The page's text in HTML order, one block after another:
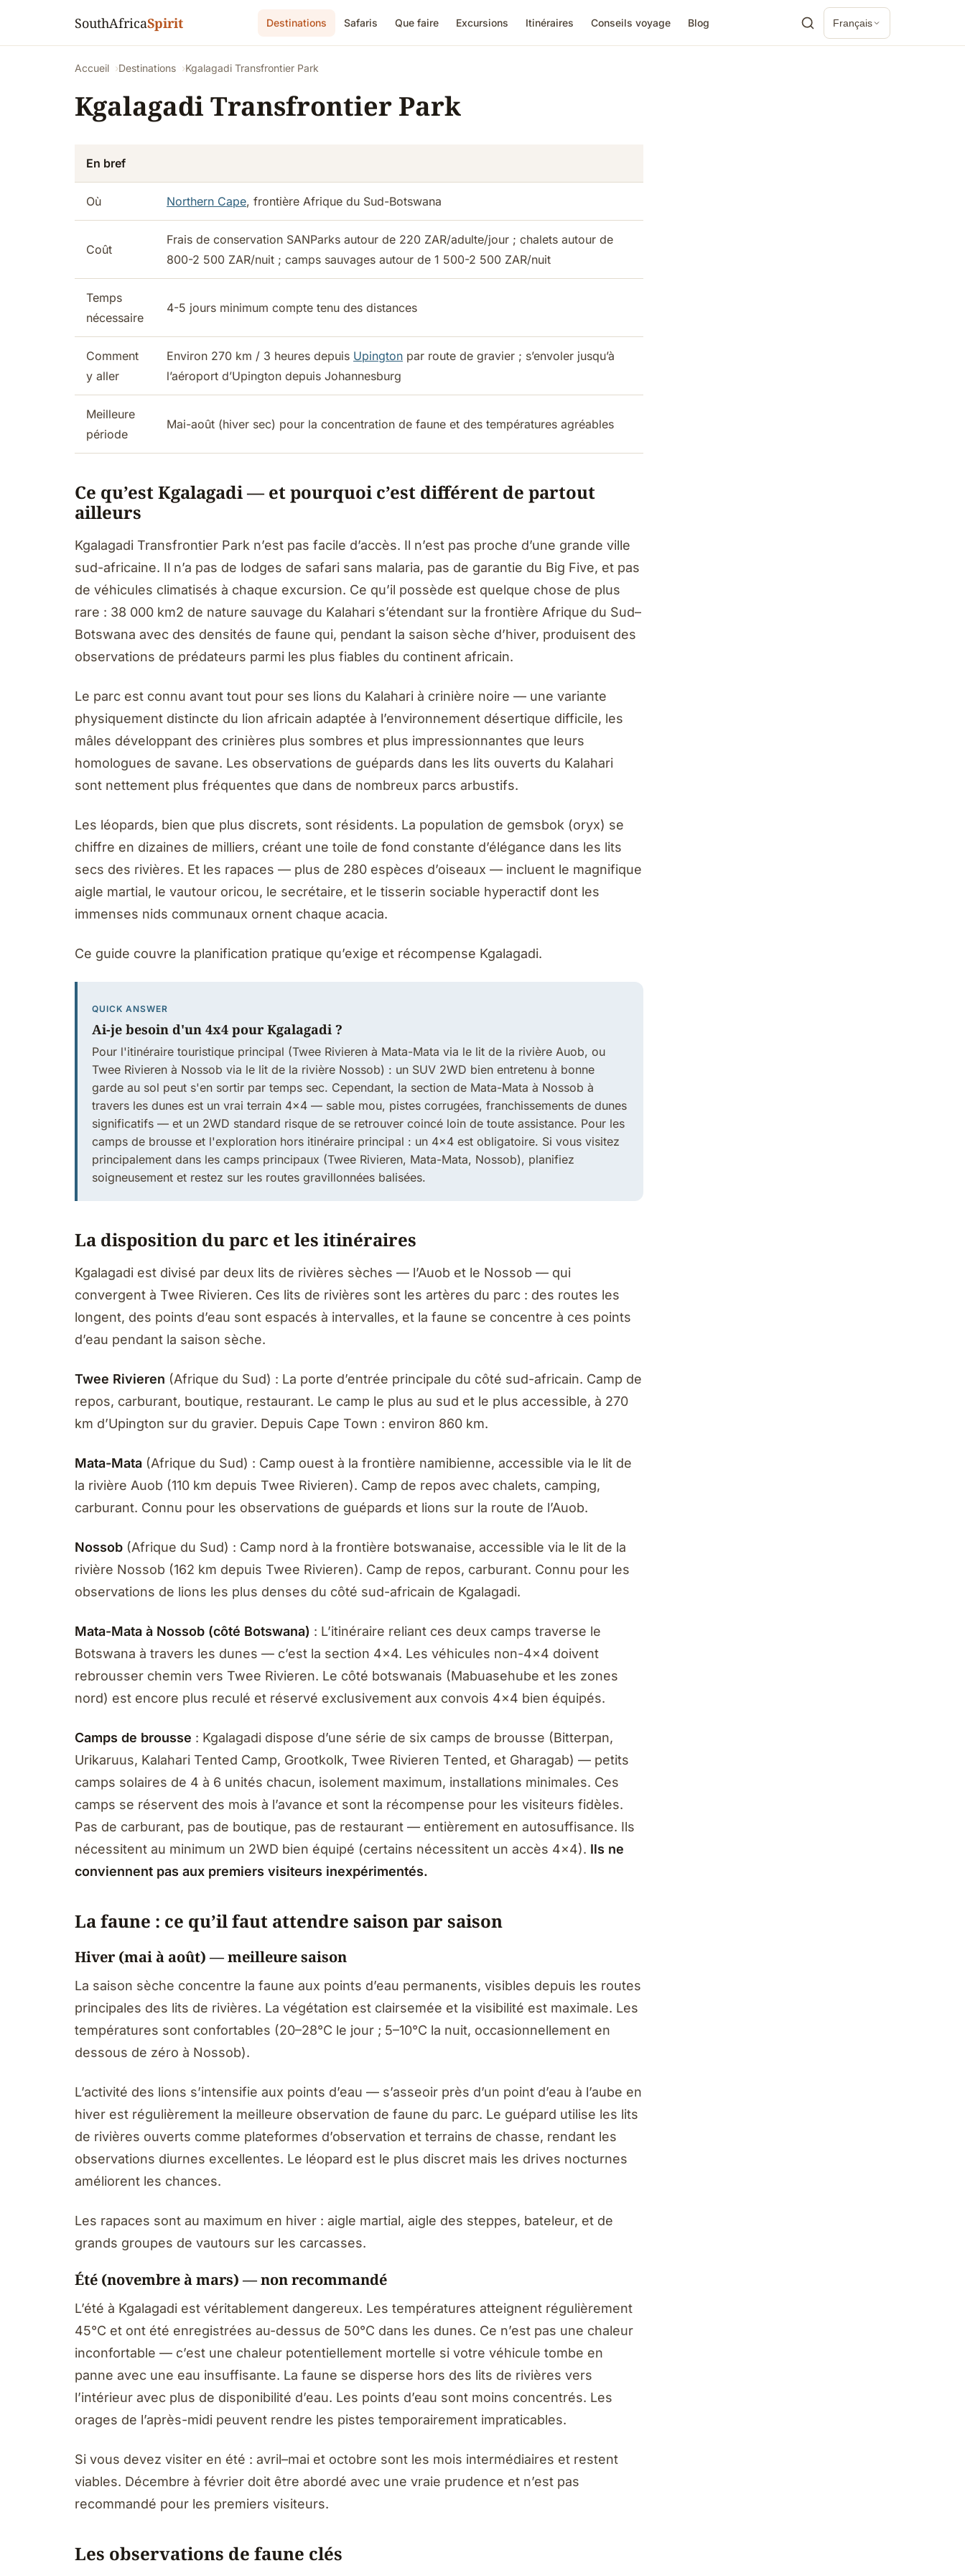
SouthAfricaSpirit Destinations Safaris Que faire Excursions Itinéraires Conseils voyage Blog Français
Accueil Destinations Kgalagadi Transfrontier Park
Kgalagadi Transfrontier Park
En bref
Où Northern Cape, frontière Afrique du Sud-Botswana
Coût
Frais de conservation SANParks autour de 220 ZAR/adulte/jour ; chalets autour de
800-2 500 ZAR/nuit ; camps sauvages autour de 1 500-2 500 ZAR/nuit
Temps
nécessaire
4-5 jours minimum compte tenu des distances
Comment
y aller
Environ 270 km / 3 heures depuis Upington par route de gravier ; s’envoler jusqu’à
l’aéroport d’Upington depuis Johannesburg
Meilleure
période
Mai-août (hiver sec) pour la concentration de faune et des températures agréables
Ce qu’est Kgalagadi — et pourquoi c’est différent de partout
ailleurs
Kgalagadi Transfrontier Park n’est pas facile d’accès. Il n’est pas proche d’une grande ville
sud-africaine. Il n’a pas de lodges de safari sans malaria, pas de garantie du Big Five, et pas
de véhicules climatisés à chaque excursion. Ce qu’il possède est quelque chose de plus
rare : 38 000 km2 de nature sauvage du Kalahari s’étendant sur la frontière Afrique du Sud–
Botswana avec des densités de faune qui, pendant la saison sèche d’hiver, produisent des
observations de prédateurs parmi les plus fiables du continent africain.
Le parc est connu avant tout pour ses lions du Kalahari à crinière noire — une variante
physiquement distincte du lion africain adaptée à l’environnement désertique difficile, les
mâles développant des crinières plus sombres et plus impressionnantes que leurs
homologues de savane. Les observations de guépards dans les lits ouverts du Kalahari
sont nettement plus fréquentes que dans de nombreux parcs arbustifs.
Les léopards, bien que plus discrets, sont résidents. La population de gemsbok (oryx) se
chiffre en dizaines de milliers, créant une toile de fond constante d’élégance dans les lits
secs des rivières. Et les rapaces — plus de 280 espèces d’oiseaux — incluent le magnifique
aigle martial, le vautour oricou, le secrétaire, et le tisserin sociable hyperactif dont les
immenses nids communaux ornent chaque acacia.
Ce guide couvre la planification pratique qu’exige et récompense Kgalagadi.
QUICK ANSWER
Ai-je besoin d'un 4x4 pour Kgalagadi ?
Pour l'itinéraire touristique principal (Twee Rivieren à Mata-Mata via le lit de la rivière Auob, ou
Twee Rivieren à Nossob via le lit de la rivière Nossob) : un SUV 2WD bien entretenu à bonne
garde au sol peut s'en sortir par temps sec. Cependant, la section de Mata-Mata à Nossob à
travers les dunes est un vrai terrain 4x4 — sable mou, pistes corrugées, franchissements de dunes
significatifs — et un 2WD standard risque de se retrouver coincé loin de toute assistance. Pour les
camps de brousse et l'exploration hors itinéraire principal : un 4x4 est obligatoire. Si vous visitez
principalement dans les camps principaux (Twee Rivieren, Mata-Mata, Nossob), planifiez
soigneusement et restez sur les routes gravillonnées balisées.
La disposition du parc et les itinéraires
Kgalagadi est divisé par deux lits de rivières sèches — l’Auob et le Nossob — qui
convergent à Twee Rivieren. Ces lits de rivières sont les artères du parc : des routes les
longent, des points d’eau sont espacés à intervalles, et la faune se concentre à ces points
d’eau pendant la saison sèche.
Twee Rivieren (Afrique du Sud) : La porte d’entrée principale du côté sud-africain. Camp de
repos, carburant, boutique, restaurant. Le camp le plus au sud et le plus accessible, à 270
km d’Upington sur du gravier. Depuis Cape Town : environ 860 km.
Mata-Mata (Afrique du Sud) : Camp ouest à la frontière namibienne, accessible via le lit de
la rivière Auob (110 km depuis Twee Rivieren). Camp de repos avec chalets, camping,
carburant. Connu pour les observations de guépards et lions sur la route de l’Auob.
Nossob (Afrique du Sud) : Camp nord à la frontière botswanaise, accessible via le lit de la
rivière Nossob (162 km depuis Twee Rivieren). Camp de repos, carburant. Connu pour les
observations de lions les plus denses du côté sud-africain de Kgalagadi.
Mata-Mata à Nossob (côté Botswana) : L’itinéraire reliant ces deux camps traverse le
Botswana à travers les dunes — c’est la section 4x4. Les véhicules non-4x4 doivent
rebrousser chemin vers Twee Rivieren. Le côté botswanais (Mabuasehube et les zones
nord) est encore plus reculé et réservé exclusivement aux convois 4x4 bien équipés.
Camps de brousse : Kgalagadi dispose d’une série de six camps de brousse (Bitterpan,
Urikaruus, Kalahari Tented Camp, Grootkolk, Twee Rivieren Tented, et Gharagab) — petits
camps solaires de 4 à 6 unités chacun, isolement maximum, installations minimales. Ces
camps se réservent des mois à l’avance et sont la récompense pour les visiteurs fidèles.
Pas de carburant, pas de boutique, pas de restaurant — entièrement en autosuffisance. Ils
nécessitent au minimum un 2WD bien équipé (certains nécessitent un accès 4x4). Ils ne
conviennent pas aux premiers visiteurs inexpérimentés.
La faune : ce qu’il faut attendre saison par saison
Hiver (mai à août) — meilleure saison
La saison sèche concentre la faune aux points d’eau permanents, visibles depuis les routes
principales des lits de rivières. La végétation est clairsemée et la visibilité est maximale. Les
températures sont confortables (20–28°C le jour ; 5–10°C la nuit, occasionnellement en
dessous de zéro à Nossob).
L’activité des lions s’intensifie aux points d’eau — s’asseoir près d’un point d’eau à l’aube en
hiver est régulièrement la meilleure observation de faune du parc. Le guépard utilise les lits
de rivières ouverts comme plateformes d’observation et terrains de chasse, rendant les
observations diurnes excellentes. Le léopard est le plus discret mais les drives nocturnes
améliorent les chances.
Les rapaces sont au maximum en hiver : aigle martial, aigle des steppes, bateleur, et de
grands groupes de vautours sur les carcasses.
Été (novembre à mars) — non recommandé
L’été à Kgalagadi est véritablement dangereux. Les températures atteignent régulièrement
45°C et ont été enregistrées au-dessus de 50°C dans les dunes. Ce n’est pas une chaleur
inconfortable — c’est une chaleur potentiellement mortelle si votre véhicule tombe en
panne avec une eau insuffisante. La faune se disperse hors des lits de rivières vers
l’intérieur avec plus de disponibilité d’eau. Les points d’eau sont moins concentrés. Les
orages de l’après-midi peuvent rendre les pistes temporairement impraticables.
Si vous devez visiter en été : avril–mai et octobre sont les mois intermédiaires et restent
viables. Décembre à février doit être abordé avec une vraie prudence et n’est pas
recommandé pour les premiers visiteurs.
Les observations de faune clés